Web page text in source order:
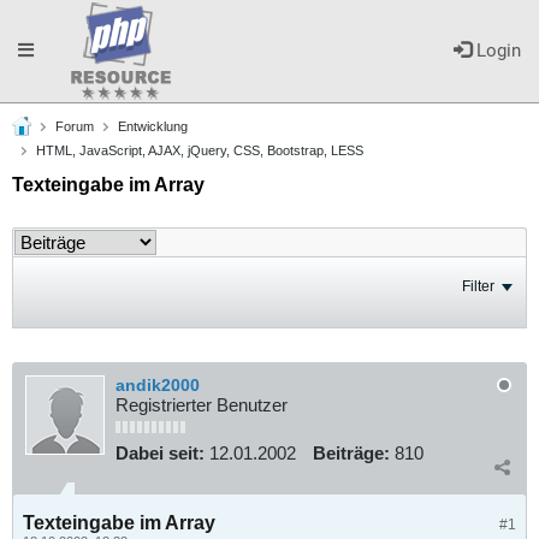
Login
Toggle
navigation
Forum
Entwicklung
HTML, JavaScript, AJAX, jQuery, CSS, Bootstrap, LESS
Texteingabe im Array
Filter
andik2000
Registrierter Benutzer
Dabei seit: 12.01.2002 Beiträge: 810
#1
Texteingabe im Array